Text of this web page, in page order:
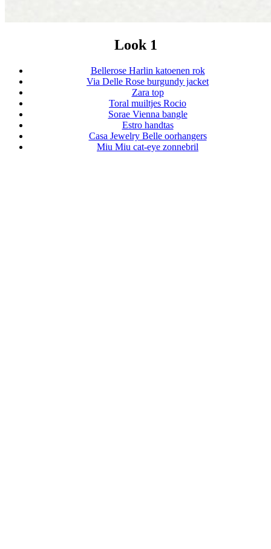
Look 1
Bellerose Harlin katoenen rok
Via Delle Rose burgundy jacket
Zara top
Toral muiltjes Rocio
Sorae Vienna bangle
Estro handtas
Casa Jewelry Belle oorhangers
Miu Miu cat-eye zonnebril